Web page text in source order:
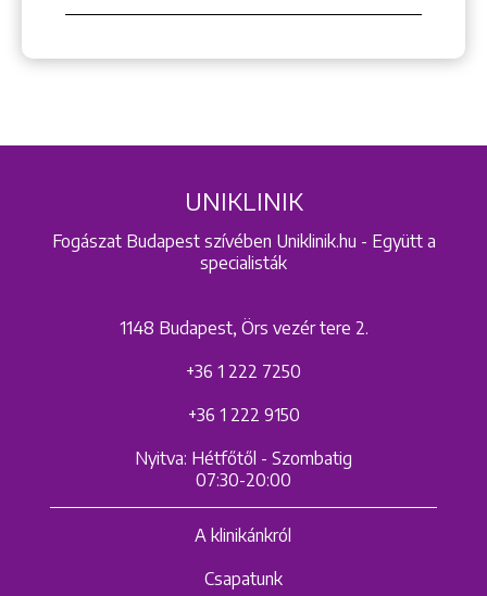
UNIKLINIK
Fogászat Budapest szívében Uniklinik.hu - Együtt a
specialisták
1148 Budapest, Örs vezér tere 2.
+36 1 222 7250
+36 1 222 9150
Nyitva: Hétfőtől - Szombatig
07:30-20:00
A klinikánkról
Csapatunk